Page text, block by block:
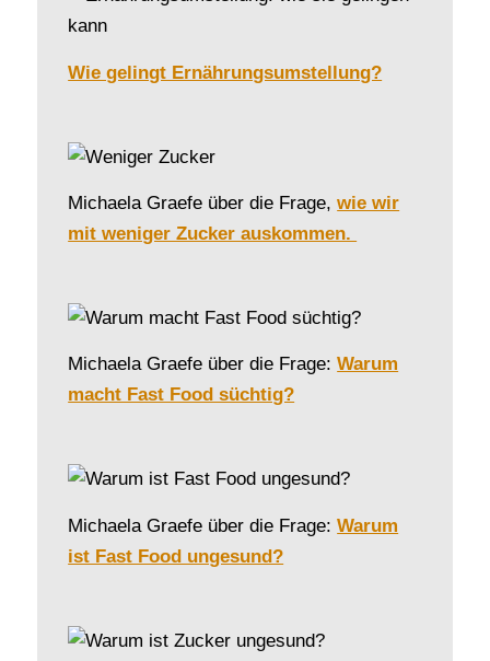
Wie gelingt Ernährungsumstellung?
Michaela Graefe über die Frage,wie wir
mit weniger Zucker auskommen.
Michaela Graefe über die Frage:Warum
macht Fast Food süchtig?
Michaela Graefe über die Frage:Warum
ist Fast Food ungesund?